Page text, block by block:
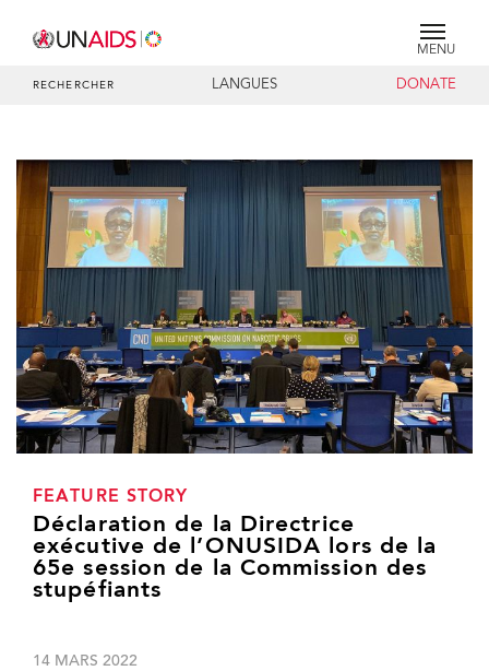
MENU
RECHERCHER LANGUES DONATE
FEATURE STORY
Déclaration de la Directrice
exécutive de l’ONUSIDA lors de la
65e session de la Commission des
stupéfiants
14 MARS 2022